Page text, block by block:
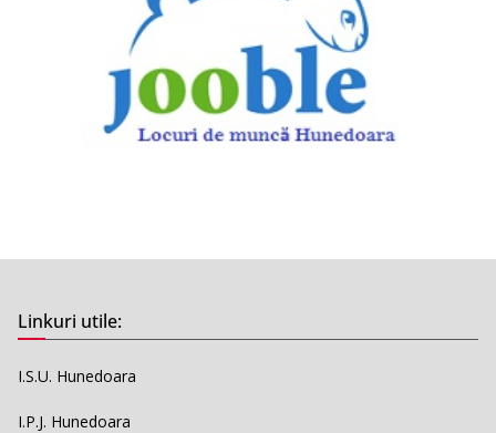
Linkuri utile:
I.S.U. Hunedoara
I.P.J. Hunedoara